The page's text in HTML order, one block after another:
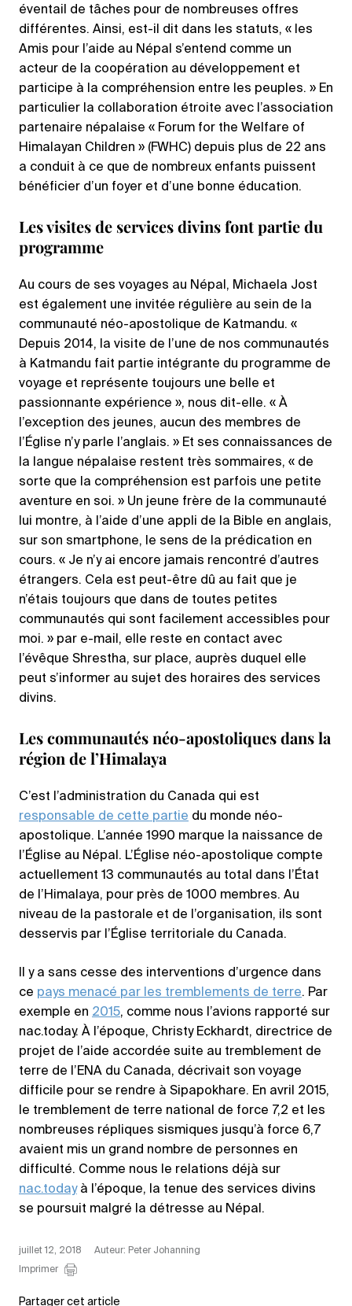
éventail de tâches pour de nombreuses offres
différentes. Ainsi, est-il dit dans les statuts, « les
Amis pour l’aide au Népal s’entend comme un
acteur de la coopération au développement et
participe à la compréhension entre les peuples. » En
particulier la collaboration étroite avec l’association
partenaire népalaise « Forum for the Welfare of
Himalayan Children » (FWHC) depuis plus de 22 ans
a conduit à ce que de nombreux enfants puissent
bénéficier d’un foyer et d’une bonne éducation.
Les visites de services divins font partie du
programme
Au cours de ses voyages au Népal, Michaela Jost
est également une invitée régulière au sein de la
communauté néo-apostolique de Katmandu. «
Depuis 2014, la visite de l’une de nos communautés
à Katmandu fait partie intégrante du programme de
voyage et représente toujours une belle et
passionnante expérience », nous dit-elle. « À
l’exception des jeunes, aucun des membres de
l’Église n’y parle l’anglais. » Et ses connaissances de
la langue népalaise restent très sommaires, « de
sorte que la compréhension est parfois une petite
aventure en soi. » Un jeune frère de la communauté
lui montre, à l’aide d’une appli de la Bible en anglais,
sur son smartphone, le sens de la prédication en
cours. « Je n’y ai encore jamais rencontré d’autres
étrangers. Cela est peut-être dû au fait que je
n’étais toujours que dans de toutes petites
communautés qui sont facilement accessibles pour
moi. » par e-mail, elle reste en contact avec
l’évêque Shrestha, sur place, auprès duquel elle
peut s’informer au sujet des horaires des services
divins.
Les communautés néo-apostoliques dans la
région de l’Himalaya
C’est l’administration du Canada qui est
responsable de cette partie du monde néo-
apostolique. L’année 1990 marque la naissance de
l’Église au Népal. L’Église néo-apostolique compte
actuellement 13 communautés au total dans l’État
de l’Himalaya, pour près de 1000 membres. Au
niveau de la pastorale et de l’organisation, ils sont
desservis par l’Église territoriale du Canada.
Il y a sans cesse des interventions d’urgence dans
ce pays menacé par les tremblements de terre. Par
exemple en 2015, comme nous l’avions rapporté sur
nac.today. À l’époque, Christy Eckhardt, directrice de
projet de l’aide accordée suite au tremblement de
terre de l’ENA du Canada, décrivait son voyage
difficile pour se rendre à Sipapokhare. En avril 2015,
le tremblement de terre national de force 7,2 et les
nombreuses répliques sismiques jusqu’à force 6,7
avaient mis un grand nombre de personnes en
difficulté. Comme nous le relations déjà sur
nac.todayà l’époque, la tenue des services divins
se poursuit malgré la détresse au Népal.
juillet 12, 2018
Auteur: Peter Johanning
Imprimer
Partager cet article